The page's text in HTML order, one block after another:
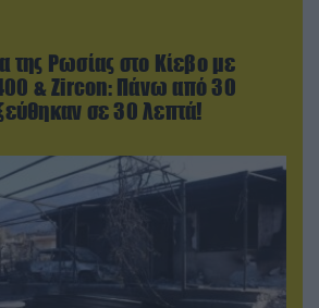
της Ρωσίας στο Κίεβο με
& Zircon: Πάνω από 30
σε 30 λεπτά!